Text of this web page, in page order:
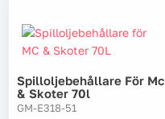
Spilloljebehållare För Mc
& Skoter 70l
GM-E318-51